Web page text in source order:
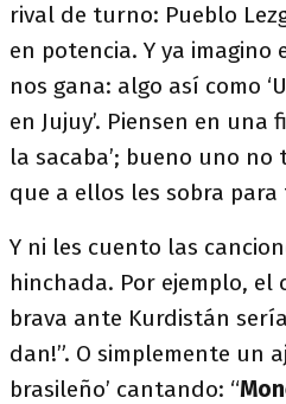
rival de turno: Pueblo
en potencia. Y ya
nos gana: algo así como
en Jujuy’. Piensen en una
la sacaba’; bueno uno no
que a ellos les sobra
Y ni les cuento las
hinchada. Por ejemplo, el
brava ante Kurdistán
dan!”. O simplemente un
brasileño’ cantando: “